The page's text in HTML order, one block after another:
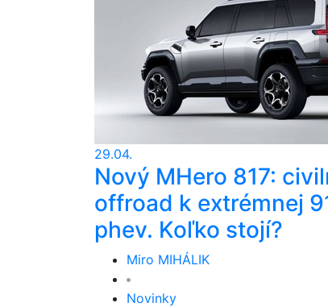
29.04.
Nový MHero 817:
offroad k extrémnej
phev. Koľko stojí?
Miro MIHÁLIK
Novinky